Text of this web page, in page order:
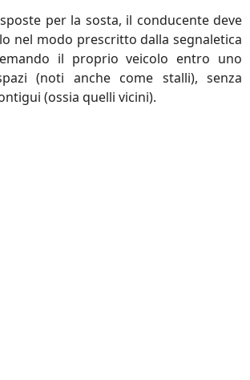
per la sosta, il conducente deve
nel modo prescritto dalla segnaletica
il proprio veicolo entro uno
(noti anche come stalli), senza
(ossia quelli vicini).